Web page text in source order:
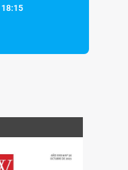
18:15